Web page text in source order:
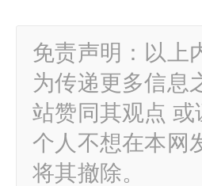
免责声明：以上
为传递更多信息
站赞同其观点
个人不想在本网
将其撤除。